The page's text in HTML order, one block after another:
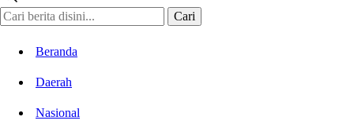
Cari
Beranda
Daerah
Nasional